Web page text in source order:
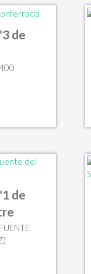
de
de